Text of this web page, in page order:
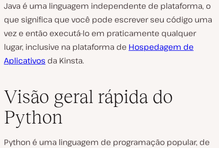
Java é uma linguagem independente de plataforma, o
que significa que você pode escrever seu código uma
vez e então executá-lo em praticamente qualquer
lugar, inclusive na plataforma de Hospedagem de
Aplicativos da Kinsta.
Visão geral rápida do
Python
Python é uma linguagem de programação popular, de